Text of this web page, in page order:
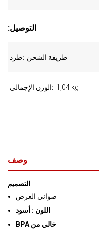
وصف
التصميم
صواني العرض
اللون : أسود
BPA خالي من
:التوصيل
طرد طريقة الشحن
الوزن الإجمالي 1,04 kg